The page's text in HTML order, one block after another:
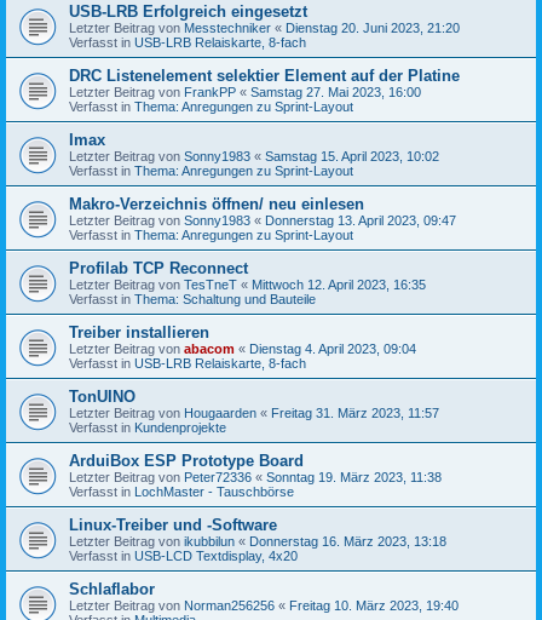
USB-LRB Erfolgreich eingesetzt
Letzter Beitrag von Messtechniker « Dienstag 20. Juni 2023, 21:20
Verfasst in USB-LRB Relaiskarte, 8-fach
DRC Listenelement selektier Element auf der Platine
Letzter Beitrag von FrankPP « Samstag 27. Mai 2023, 16:00
Verfasst in Thema: Anregungen zu Sprint-Layout
Imax
Letzter Beitrag von Sonny1983 « Samstag 15. April 2023, 10:02
Verfasst in Thema: Anregungen zu Sprint-Layout
Makro-Verzeichnis öffnen/ neu einlesen
Letzter Beitrag von Sonny1983 « Donnerstag 13. April 2023, 09:47
Verfasst in Thema: Anregungen zu Sprint-Layout
Profilab TCP Reconnect
Letzter Beitrag von TesTneT « Mittwoch 12. April 2023, 16:35
Verfasst in Thema: Schaltung und Bauteile
Treiber installieren
Letzter Beitrag von abacom « Dienstag 4. April 2023, 09:04
Verfasst in USB-LRB Relaiskarte, 8-fach
TonUINO
Letzter Beitrag von Hougaarden « Freitag 31. März 2023, 11:57
Verfasst in Kundenprojekte
ArduiBox ESP Prototype Board
Letzter Beitrag von Peter72336 « Sonntag 19. März 2023, 11:38
Verfasst in LochMaster - Tauschbörse
Linux-Treiber und -Software
Letzter Beitrag von ikubbilun « Donnerstag 16. März 2023, 13:18
Verfasst in USB-LCD Textdisplay, 4x20
Schlaflabor
Letzter Beitrag von Norman256256 « Freitag 10. März 2023, 19:40